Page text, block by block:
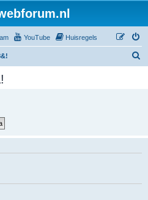
YouTube Huisregels